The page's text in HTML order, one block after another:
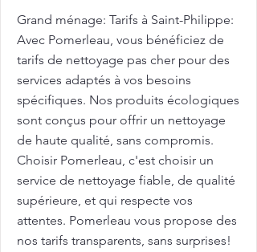
Grand ménage: Tarifs à Saint-Philippe:
Avec Pomerleau, vous bénéficiez de
tarifs de nettoyage pas cher pour des
services adaptés à vos besoins
spécifiques. Nos produits écologiques
sont conçus pour offrir un nettoyage
de haute qualité, sans compromis.
Choisir Pomerleau, c'est choisir un
service de nettoyage fiable, de qualité
supérieure, et qui respecte vos
attentes. Pomerleau vous propose des
nos tarifs transparents, sans surprises!